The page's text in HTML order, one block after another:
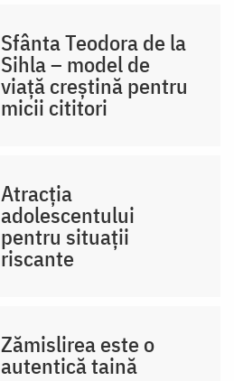
Sfânta Teodora de la
Sihla – model de
viaţă creştină pentru
micii cititori
Atracția
adolescentului
pentru situații
riscante
Zămislirea este o
autentică taină